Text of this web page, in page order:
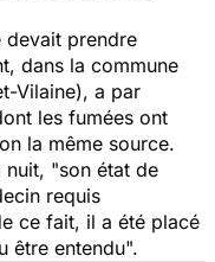
devait prendre
dans la commune
Vilaine), a par
les fumées ont
la même source.
nuit, "son état de
requis
ce fait, il a été placé
être entendu".